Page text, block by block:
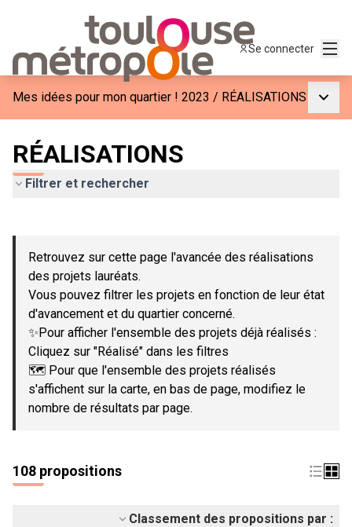
Se connecter
Mes idées pour mon quartier ! 2023 / RÉALISATIONS
RÉALISATIONS
Filtrer et rechercher
−
Retrouvez sur cette page l'avancée des réalisations
des projets lauréats.
Vous pouvez filtrer les projets en fonction de leur état
d'avancement et du quartier concerné.
✨Pour afficher l'ensemble des projets déjà réalisés :
Cliquez sur "Réalisé" dans les filtres
🗺️ Pour que l'ensemble des projets réalisés
s'affichent sur la carte, en bas de page, modifiez le
nombre de résultats par page.
108 propositions
Classement des propositions par :